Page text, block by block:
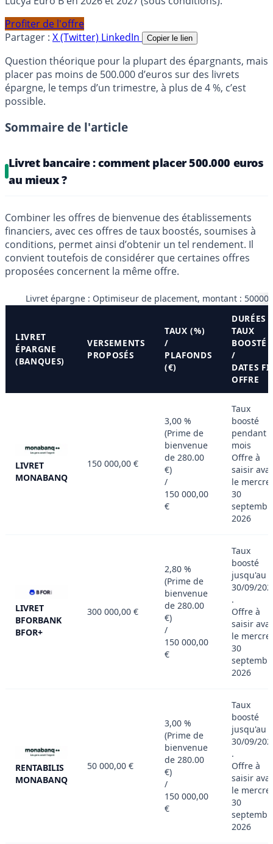
Profiter de l'offre
Partager : X (Twitter) LinkedIn Copier le lien
Question théorique pour la plupart des épargnants, mais
placer pas moins de 500.000 d’euros sur des livrets
épargne, le temps d’un trimestre, à plus de 4 %, c’est
possible.
Sommaire de l'article
Livret bancaire : comment placer 500.000 euros
au mieux ?
Combiner les offres de bienvenue des établissements
financiers, avec ces offres de taux boostés, soumises à
conditions, permet ainsi d’obtenir un tel rendement. Il
convient toutefois de considérer que certaines offres
proposées concernent la même offre.
Livret épargne : Optimiseur de placement, montant :
LIVRET
ÉPARGNE
(BANQUES)
VERSEMENTS
PROPOSÉS
TAUX (%)
/
PLAFONDS
(€)
DURÉES
TAUX
BOOSTÉ
/
DATES
OFFRE
LIVRET
MONABANQ
150 000,00 €
3,00 %
(Prime de
bienvenue
de 280.00
€)
/
150 000,00
€
Taux
boosté
pendant
mois
Offre à
saisir
le
30
2026
LIVRET
BFORBANK
BFOR+
300 000,00 €
2,80 %
(Prime de
bienvenue
de 280.00
€)
/
150 000,00
€
Taux
boosté
jusqu'au
30/09/
.
Offre à
saisir
le
30
2026
RENTABILIS
MONABANQ
50 000,00 €
3,00 %
(Prime de
bienvenue
de 280.00
€)
/
150 000,00
€
Taux
boosté
jusqu'au
30/09/
.
Offre à
saisir
le
30
2026